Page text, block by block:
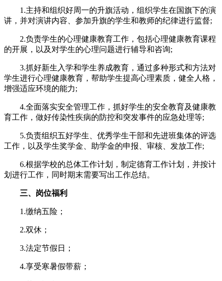
1.主持和组织好周一的升旗活动，组织学生在国旗下的演
讲，并对演讲内容、参加升旗的学生和教师的纪律进行监督‌;
2.负责学生的心理健康教育工作，包括心理健康教育课程
的开展，以及对学生的心理问题进行辅导和咨询‌;
3.抓好新生入学和学生养成教育，通过多种形式和方法对
学生进行心理健康教育，帮助学生提高心理素质，健全人格，
增强适应环境的能力‌;
4.全面落实安全管理工作，抓好学生的安全教育及健康教
育工作，做好传染性疾病的防控和突发事件的应急处理等‌;
5.负责组织五好学生、优秀学生干部和先进班集体的评选
工作，以及学生奖学金、助学金的申报、审核、发放工作‌;
6.根据学校的总体工作计划，制定德育工作计划，并按计
划进行工作，同时期末需要写出工作总结‌。
三、岗位福利
1.缴纳五险；
2.双休；
3.法定节假日；
4.享受寒暑假带薪；